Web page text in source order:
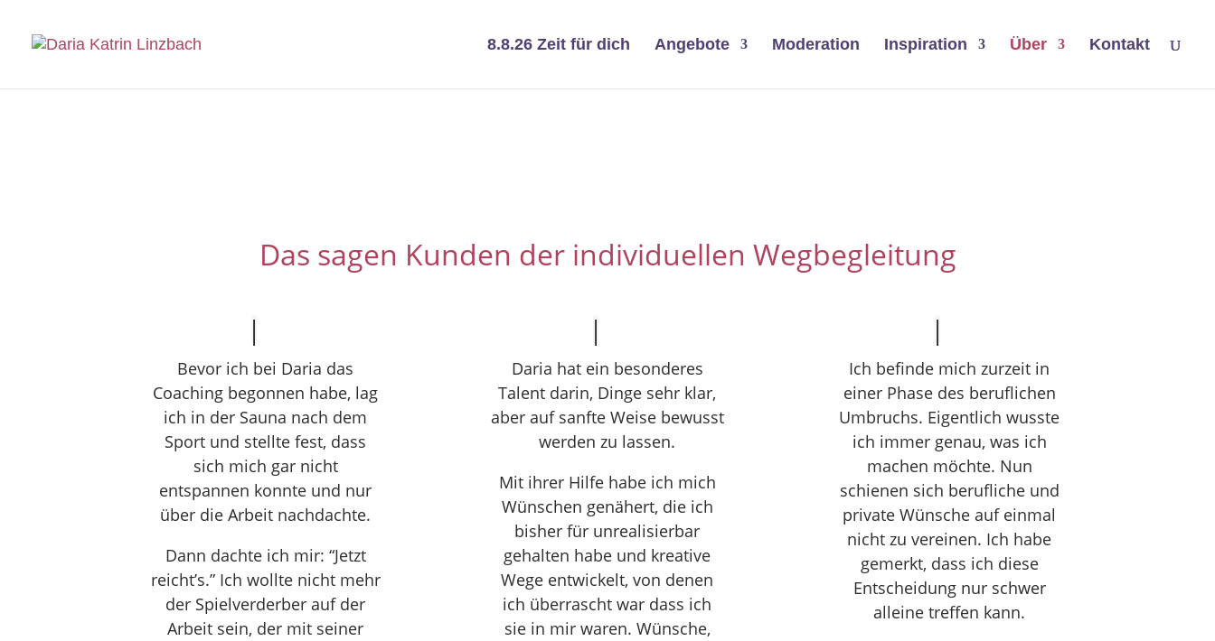
8.8.26 Zeit für dich Angebote Moderation Inspiration Über Kontakt
Das sagen Kunden der individuellen Wegbegleitung
Bevor ich bei Daria das
Coaching begonnen habe, lag
ich in der Sauna nach dem
Sport und stellte fest, dass
sich mich gar nicht
entspannen konnte und nur
über die Arbeit nachdachte.
Dann dachte ich mir: “Jetzt
reicht’s.” Ich wollte nicht mehr
der Spielverderber auf der
Arbeit sein, der mit seiner
Daria hat ein besonderes
Talent darin, Dinge sehr klar,
aber auf sanfte Weise bewusst
werden zu lassen.
Mit ihrer Hilfe habe ich mich
Wünschen genähert, die ich
bisher für unrealisierbar
gehalten habe und kreative
Wege entwickelt, von denen
ich überrascht war dass ich
sie in mir waren. Wünsche,
Ich befinde mich zurzeit in
einer Phase des beruflichen
Umbruchs. Eigentlich wusste
ich immer genau, was ich
machen möchte. Nun
schienen sich berufliche und
private Wünsche auf einmal
nicht zu vereinen. Ich habe
gemerkt, dass ich diese
Entscheidung nur schwer
alleine treffen kann.